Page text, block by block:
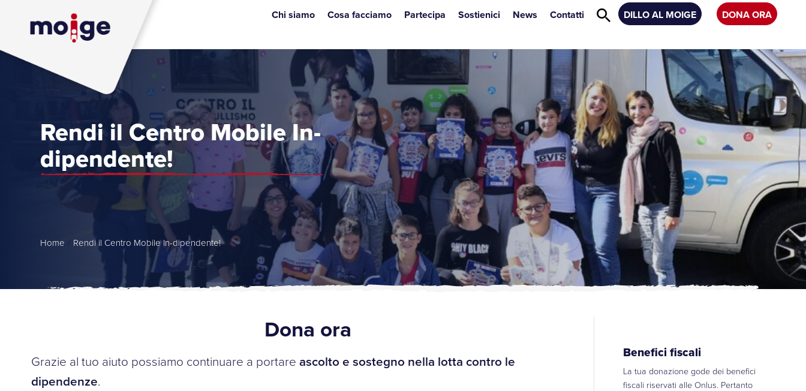
Chi siamo Cosa facciamo Partecipa Sostienici News Contatti DILLO AL MOIGE DONA ORA
Rendi il Centro Mobile In-
dipendente!
Home Rendi il Centro Mobile In-dipendente!
Dona ora
Grazie al tuo aiuto possiamo continuare a portare ascolto e sostegno nella lotta contro le
dipendenze.
Benefici fiscali
La tua donazione gode dei benefici
fiscali riservati alle Onlus. Pertanto